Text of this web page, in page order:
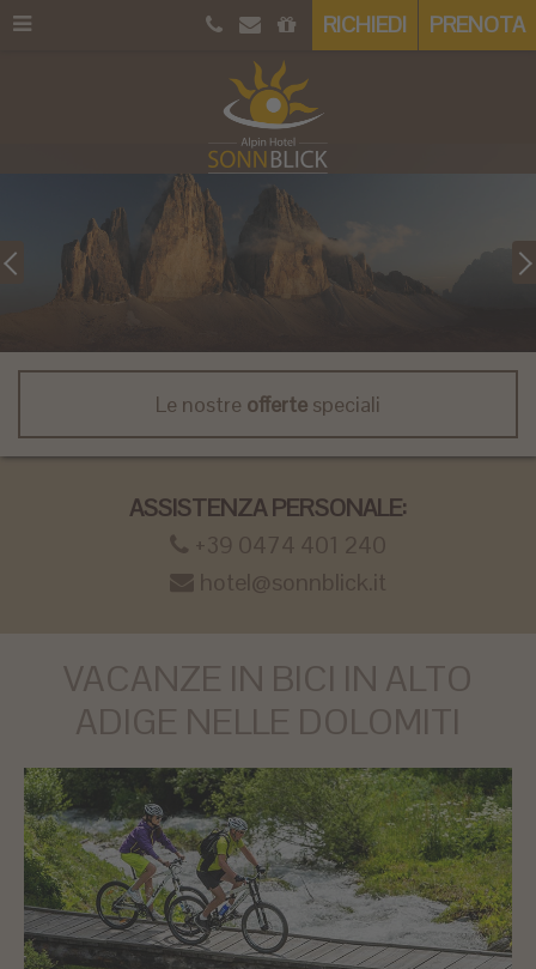
Le nostre offerte speciali
RICHIEDI PRENOTA
ASSISTENZA PERSONALE:
+39 0474 401 240
hotel@sonnblick.it
VACANZE IN BICI IN ALTO
ADIGE NELLE DOLOMITI